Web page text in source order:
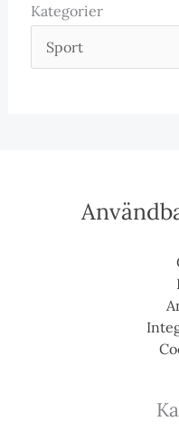
Kategorier